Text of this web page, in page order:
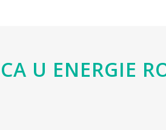
U ENERGIE